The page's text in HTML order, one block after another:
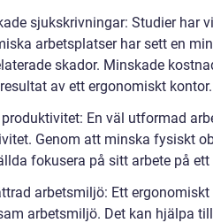
sjukskrivningar: Studier har
arbetsplatser har sett en
skador. Minskade
av ett ergonomiskt kontor.
produktivitet: En väl utformad
Genom att minska fysiskt
fokusera på sitt arbete på
arbetsmiljö: Ett
arbetsmiljö. Det kan hjälpa